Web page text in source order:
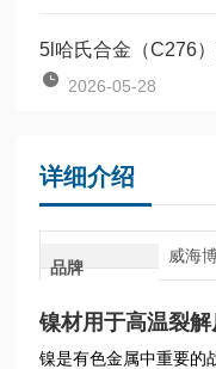
5l哈氏合金（C276
2026-05-28
详细介绍
品牌
威海
镍材用于高温裂
镍是有色金属中重要的